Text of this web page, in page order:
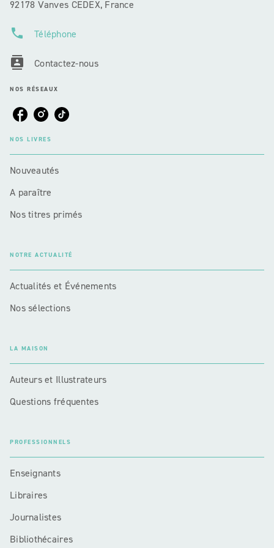
92178 Vanves CEDEX, France
phone Téléphone
contacts Contactez-nous
NOS RÉSEAUX
NOS LIVRES
Nouveautés
A paraître
Nos titres primés
NOTRE ACTUALITÉ
Actualités et Événements
Nos sélections
LA MAISON
Auteurs et Illustrateurs
Questions fréquentes
PROFESSIONNELS
Enseignants
Libraires
Journalistes
Bibliothécaires